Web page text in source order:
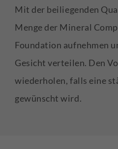
Mit der beiliegenden
Menge der Mineral
Foundation aufnehmen
Gesicht verteilen. Den
wiederholen, falls eine
gewünscht wird.